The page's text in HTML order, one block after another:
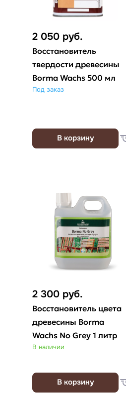
2 050 руб.
Восстановитель
твердости древесины
Borma Wachs 500 мл
Под заказ
В корзину
2 300 руб.
Восстановитель цвета
древесины Borma
Wachs No Grey 1 литр
В наличии
В корзину